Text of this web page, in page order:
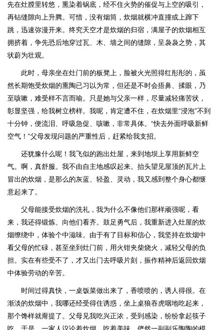
先在灶膛里转悠，熏染着锅底，经不住火势的催促与上空的吸引，
再钻缝隙向上升腾。可惜，没有烟筒，炊烟就横冲直撞或上蹿下
跳，迅速弥漫开来。终究天空才是炊烟的归宿，满屋子的炊烟相互
拥挤着，争先恐后地穿过瓦、木、墙之间的缝隙，呈袅袅之势，其
状蔚为壮观。
此时，母亲坐在灶门前的板凳上，脸被火光照得红彤彤的，虽
然长期饱受炊烟的熏陶已习以为常，但还是不时会捂鼻、揉眼，乃
至咳嗽，难受样不言而喻。只是她与父亲一样，尽量减轻痛苦状，
彰显坚强，给我树立榜样。我呢，肯定遭不住，在炊烟里“浸泡”不到
十分钟，便流泪、呼吸急促、咳嗽，非常具体。“快去外面呼吸新鲜
空气！”父母发现问题的严重性后，赶紧给我支招。
还犹豫什么呢！我飞似的跑出灶屋，来到地坝上享用新鲜空
气。啊，真舒服。我不由自主地感叹起来。抬头望见屋顶的瓦片上
冒出的炊烟，是那么的灰蓝、轻盈、灵动，我又感到整个身心都惬
意起来了。
父母能接受炊烟的洗礼，我为什么不像他们那样顽强呢，看
来，我还得锻炼、向他们看齐。鼓足勇气后，我重新进入灶屋的炊
烟缭绕中，体验个中滋味。由于有了目标和信心，我坚持在炊烟中
看父母的忙碌，甚至坐到灶门前，用火钳夹柴烧火，减轻父母的负
担。实在有些受不了，才又出门去呼吸片刻，振作精神后返回炊烟
中体验劳动的辛苦。
时间过得真快，一桌饭菜做出来了，香喷喷的，诱人得很。在
渐淡的炊烟中，我哪还经受得住诱惑，坐上桌狼吞虎咽地吃起来，
那个馋样就甭提了。父母见我吃兴正浓，受到感染，纷纷拿起筷子